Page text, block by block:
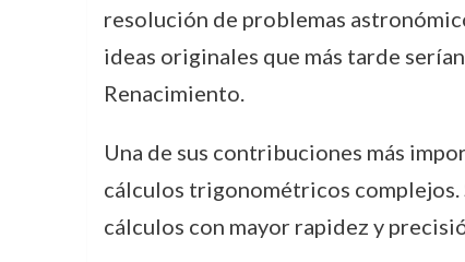
resolución de problemas
ideas originales que más tarde
Renacimiento.
Una de sus contribuciones más
cálculos trigonométricos
cálculos con mayor rapidez y